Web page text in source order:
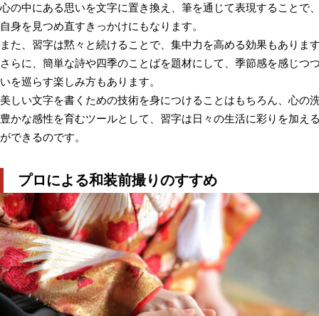
心の中にある思いを文字に置き換え、筆を通じて表現することで
自身を見つめ直すきっかけにもなります。
また、習字は黙々と続けることで、集中力を高める効果もありま
さらに、簡単な詩や四季のことばを題材にして、季節感を感じつ
いを巡らす楽しみ方もあります。
美しい文字を書くための技術を身につけることはもちろん、心の
豊かな感性を育むツールとして、習字は日々の生活に彩りを加え
ができるのです。
プロによる和装前撮りのすすめ